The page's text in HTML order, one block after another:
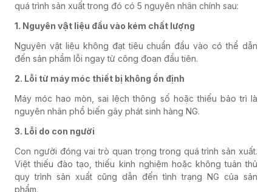
quá trình sản xuất trong đó có 5 nguyên nhân chính sau:
1. Nguyên vật liệu đầu vào kém chất lượng
Nguyên vật liệu không đạt tiêu chuẩn đầu vào có thể dẫn
đến sản phẩm lỗi ngay từ công đoạn đầu tiên.
2. Lỗi từ máy móc thiết bị không ổn định
Máy móc hao mòn, sai lệch thông số hoặc thiếu bảo trì là
nguyên nhân phổ biến gây phát sinh hàng NG.
3. Lỗi do con người
Con người đóng vai trò quan trọng trong quá trình sản xuất.
Việt thiếu đào tạo, thiếu kinh nghiệm hoặc không tuân thủ
quy trình sản xuất cũng dẫn đến tình trạng NG của sản
phẩm.